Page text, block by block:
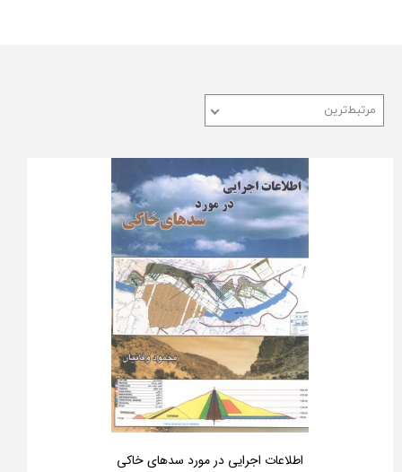
مرتبط‌ترین
اطلاعات اجرایی در مورد سدهای خاکی